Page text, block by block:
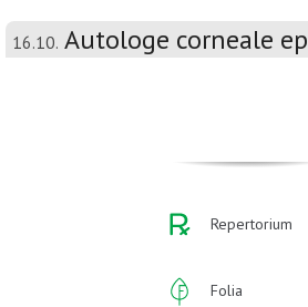
16.10. Autologe corneale
Repertorium
Folia